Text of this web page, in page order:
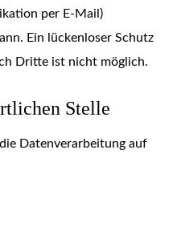
per E-Mail)
Ein lückenloser Schutz
Dritte ist nicht möglich.
Stelle
Datenverarbeitung auf